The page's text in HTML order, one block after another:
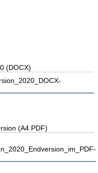
(DOCX)
(A4 PDF)